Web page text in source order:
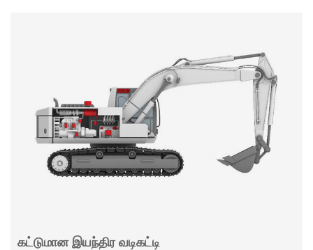
கட்டுமான இயந்திர வடிகட்டி